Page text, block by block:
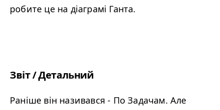
робите це на діаграмі Ганта.
Звіт / Детальний
Раніше він називався - По Задачам. Але